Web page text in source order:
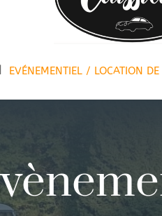
EVÉNEMENTIEL / LOCATION DE